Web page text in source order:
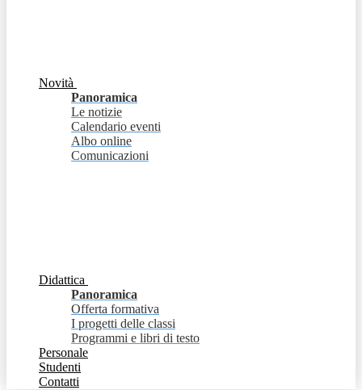
Novità
Panoramica
Le notizie
Calendario eventi
Albo online
Comunicazioni
Didattica
Panoramica
Offerta formativa
I progetti delle classi
Programmi e libri di testo
Personale
Studenti
Contatti